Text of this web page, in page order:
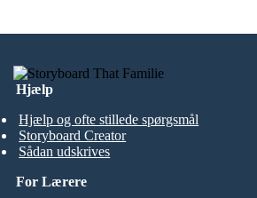
Hjælp
Hjælp og ofte stillede spørgsmål
Storyboard Creator
Sådan udskrives
For Lærere